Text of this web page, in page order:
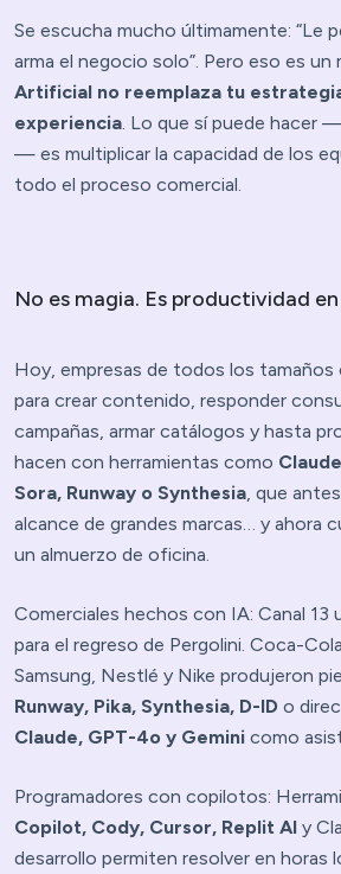
Se escucha mucho últimamente: “Le
arma el negocio solo”. Pero eso es un
Artificial no reemplaza tu
experiencia. Lo que sí puede hacer
— es multiplicar la capacidad de los
todo el proceso comercial.
No es magia. Es productividad
Hoy, empresas de todos los tamaños
para crear contenido, responder
campañas, armar catálogos y hasta
hacen con herramientas como
Sora, Runway o Synthesia, que
alcance de grandes marcas… y ahora
un almuerzo de oficina.
Comerciales hechos con IA: Canal 13
para el regreso de Pergolini. Coca-
Samsung, Nestlé y Nike produjeron
Runway, Pika, Synthesia, D-ID o
Claude, GPT-4o y Gemini como
Programadores con copilotos:
Copilot, Cody, Cursor, Replit AI y
desarrollo permiten resolver en horas